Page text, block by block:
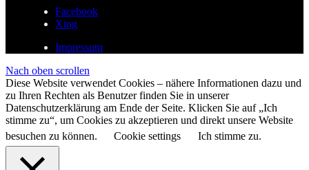
Facebook
Xing
Impressum
Nach oben scrollen
Diese Website verwendet Cookies – nähere Informationen dazu und
zu Ihren Rechten als Benutzer finden Sie in unserer
Datenschutzerklärung am Ende der Seite. Klicken Sie auf „Ich
stimme zu“, um Cookies zu akzeptieren und direkt unsere Website
besuchen zu können.
Cookie settings Ich stimme zu.